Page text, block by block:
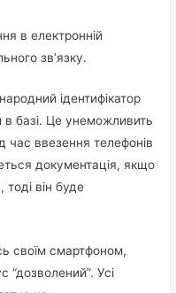
в електронній
зв’язку.
ідентифікатор
в базі. Це унеможливить
час ввезення телефонів
документація, якщо
тоді він буде
своїм смартфоном,
“дозволений”. Усі